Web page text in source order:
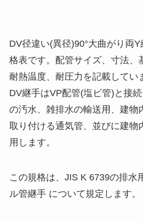
DV径違い(異径)90°大曲がり両
格表です。配管サイズ、寸法、
耐熱温度、耐圧力を記載してい
DV継手はVP配管(塩ビ管)と接
の汚水、雑排水の輸送用、建物
取り付ける通気管、並びに建物
用します。
この規格は、JIS K 6739の排水
ル管継手 について規定します。